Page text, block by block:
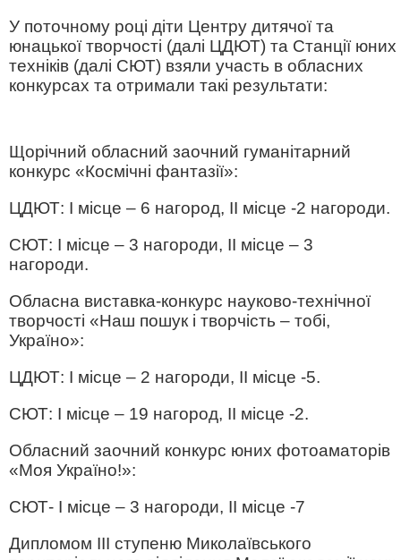
У поточному році діти Центру дитячої та
юнацької творчості (далі ЦДЮТ) та Станції юних
техніків (далі СЮТ) взяли участь в обласних
конкурсах та отримали такі результати:
Щорічний обласний заочний гуманітарний
конкурс «Космічні фантазії»:
ЦДЮТ: І місце – 6 нагород, ІІ місце -2 нагороди.
СЮТ: І місце – 3 нагороди, ІІ місце – 3
нагороди.
Обласна виставка-конкурс науково-технічної
творчості «Наш пошук і творчість – тобі,
Україно»:
ЦДЮТ: І місце – 2 нагороди, ІІ місце -5.
СЮТ: І місце – 19 нагород, ІІ місце -2.
Обласний заочний конкурс юних фотоаматорів
«Моя Україно!»:
СЮТ- І місце – 3 нагороди, ІІ місце -7
Дипломом ІІІ ступеню Миколаївського